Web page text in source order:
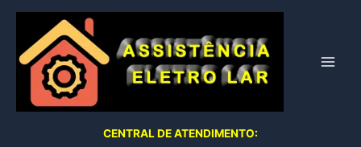
conteúdo
CENTRAL DE ATENDIMENTO: